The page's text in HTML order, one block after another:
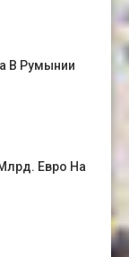
В Румынии
Евро На